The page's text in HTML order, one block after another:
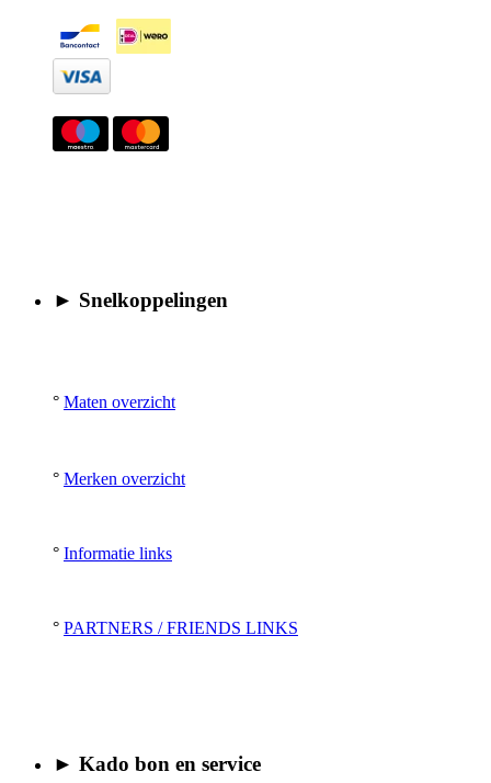
► Snelkoppelingen
° Maten overzicht
° Merken overzicht
° Informatie links
° PARTNERS / FRIENDS LINKS
► Kado bon en service